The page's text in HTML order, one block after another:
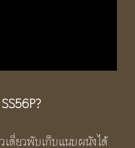
SS56P?
เดี่ยวพับเก็บแนบผนังได้